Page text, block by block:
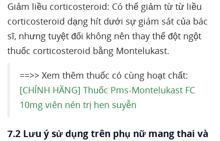
Giảm liều corticosteroid: Có thể giảm từ từ liều
corticosteroid dạng hít dưới sự giám sát của bác
sĩ, nhưng tuyệt đối không nên thay thế đột ngột
thuốc corticosteroid bằng Montelukast.
==>> Xem thêm thuốc có cùng hoạt chất:
[CHÍNH HÃNG] Thuốc Pms-Montelukast FC
10mg viên nén trị hen suyễn
7.2 Lưu ý sử dụng trên phụ nữ mang thai và